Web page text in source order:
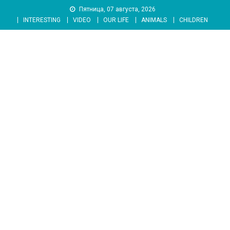
content
Пятница, 07 августа, 2026
INTERESTING
VIDEO OUR LIFE ANIMALS CHILDREN